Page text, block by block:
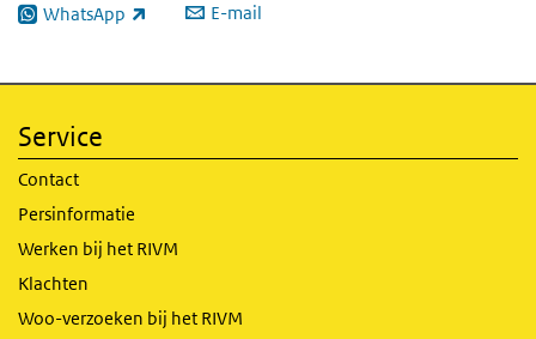
WhatsApp
(externe link) E-mail
Service
Contact
Persinformatie
Werken bij het RIVM
Klachten
Woo-verzoeken bij het RIVM